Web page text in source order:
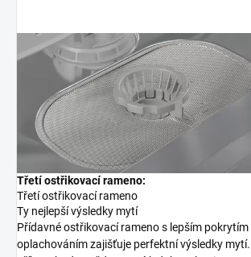
Třetí ostřikovací rameno:
Třetí ostřikovací rameno
Ty nejlepší výsledky mytí
Přídavné ostřikovací rameno s lepším pokrytím
oplachováním zajišťuje perfektní výsledky